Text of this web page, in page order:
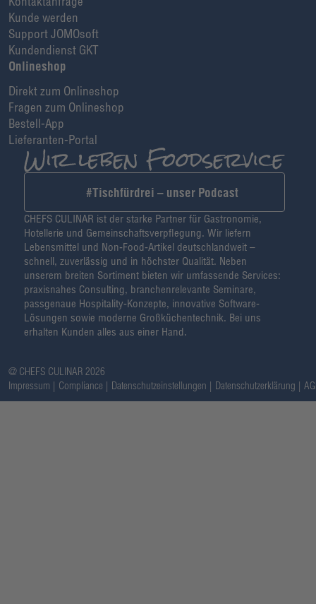
Kunde werden
Support JOMOsoft
Kundendienst GKT
Onlineshop
Direkt zum Onlineshop
Fragen zum Onlineshop
Bestell-App
Lieferanten-Portal
#Tischfürdrei – unser Podcast
CHEFS CULINAR ist der starke Partner für Gastronomie,
Hotellerie und Gemeinschaftsverpflegung. Wir liefern
Lebensmittel und Non-Food-Artikel deutschlandweit –
schnell, zuverlässig und in höchster Qualität. Neben
unserem breiten Sortiment bieten wir umfassende Services:
praxisnahes Consulting, branchenrelevante Seminare,
passgenaue Hospitality-Konzepte, innovative Software-
Lösungen sowie moderne Großküchentechnik. Bei uns
erhalten Kunden alles aus einer Hand.
@ CHEFS CULINAR 2026
Impressum
Compliance Datenschutzeinstellungen Datenschutzerklärung